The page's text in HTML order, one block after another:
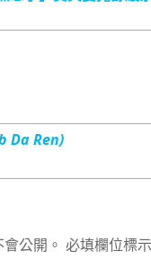
Da Ren)
公開。 必填欄位標